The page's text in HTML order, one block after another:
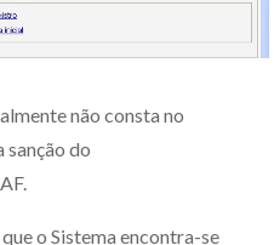
não consta no
sanção do
o Sistema encontra-se